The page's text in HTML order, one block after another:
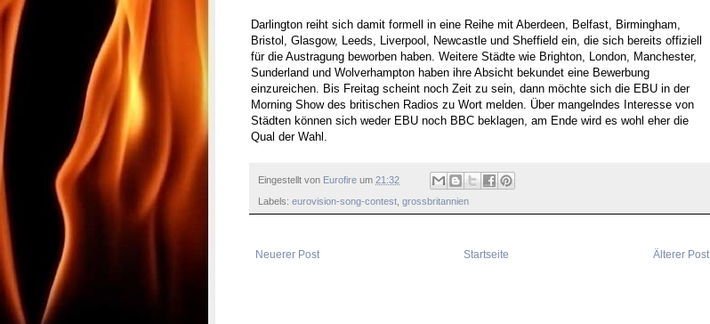
Darlington reiht sich damit formell in eine Reihe mit Aberdeen, Belfast, Birmingham,
Bristol, Glasgow, Leeds, Liverpool, Newcastle und Sheffield ein, die sich bereits offiziell
für die Austragung beworben haben. Weitere Städte wie Brighton, London, Manchester,
Sunderland und Wolverhampton haben ihre Absicht bekundet eine Bewerbung
einzureichen. Bis Freitag scheint noch Zeit zu sein, dann möchte sich die EBU in der
Morning Show des britischen Radios zu Wort melden. Über mangelndes Interesse von
Städten können sich weder EBU noch BBC beklagen, am Ende wird es wohl eher die
Qual der Wahl.
Eingestellt von Eurofire um 21:32
Labels: eurovision-song-contest grossbritannien
Neuerer Post Älterer Post
Startseite